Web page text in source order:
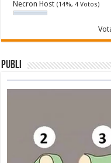
Necron Host (14%, 4 Votos)
Publi